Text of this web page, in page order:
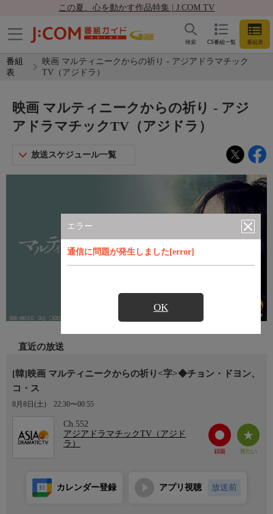
この夏、心を動かす作品特集 | J:COM TV
CS番組一覧 番組表
検索
番組
表
映画 マルティニークからの祈り - アジアドラマチック
TV（アジドラ）
エラー
通信に問題が発生しました[error]
OK
映画 マルティニークからの祈り - アジ
アドラマチックTV（アジドラ）
放送スケジュール一覧
直近の放送
[韓]映画 マルティニークからの祈り<字>◆チョン・ドヨン、
コ・ス
8月8日(土) 22:30〜00:55
Ch.552
アジアドラマチックTV（アジド
ラ）
カレンダー登録 アプリ視聴 放送前